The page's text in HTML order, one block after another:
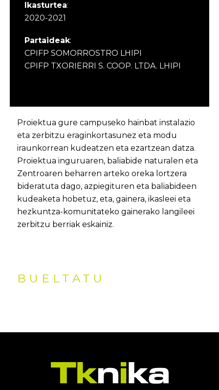
Ikasturtea:
2020-2021
Partaideak:
CPIFP SOMORROSTRO LHIPI
CPIFP TXORIERRI S. COOP. LTDA. LHIPI
Proiektua gure campuseko hainbat instalazio
eta zerbitzu eraginkortasunez eta modu
iraunkorrean kudeatzen eta ezartzean datza.
Proiektua inguruaren, baliabide naturalen eta
Zentroaren beharren arteko oreka lortzera
bideratuta dago, azpiegituren eta baliabideen
kudeaketa hobetuz, eta, gainera, ikasleei eta
hezkuntza-komunitateko gainerako langileei
zerbitzu berriak eskainiz.
BUELTATU